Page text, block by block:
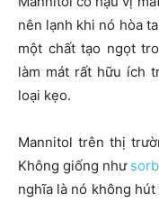
nên lạnh khi nó hòa
một chất tạo ngọt
làm mát rất hữu ích
loại kẹo.
Mannitol trên thị
Không giống như
nghĩa là nó không